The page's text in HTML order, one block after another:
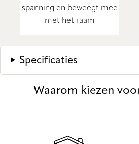
spanning en beweegt mee
met het raam
Specificaties
Waarom kiezen